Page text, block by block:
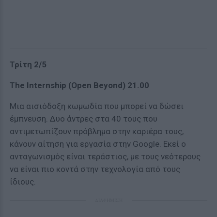
Τρίτη 2/5
The Internship (Open Beyond) 21.00
Μια αισιόδοξη κωμωδία που μπορεί να δώσει
έμπνευση. Δυο άντρες στα 40 τους που
αντιμετωπίζουν πρόβλημα στην καριέρα τους,
κάνουν αίτηση για εργασία στην Google. Εκεί ο
ανταγωνισμός είναι τεράστιος, με τους νεότερους
να είναι πιο κοντά στην τεχνολογία από τους
ίδιους.